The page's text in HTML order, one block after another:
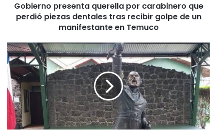
n
t
a
q
u
e
Gobierno presenta querella por carabinero que
perdió piezas dentales tras recibir golpe de un
manifestante en Temuco
F
i
s
c
a